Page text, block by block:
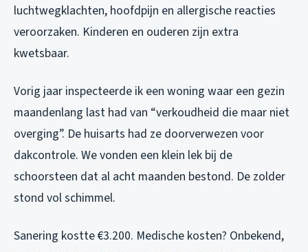
luchtwegklachten, hoofdpijn en allergische reacties
veroorzaken. Kinderen en ouderen zijn extra
kwetsbaar.
Vorig jaar inspecteerde ik een woning waar een gezin
maandenlang last had van “verkoudheid die maar niet
overging”. De huisarts had ze doorverwezen voor
dakcontrole. We vonden een klein lek bij de
schoorsteen dat al acht maanden bestond. De zolder
stond vol schimmel.
Sanering kostte €3.200. Medische kosten? Onbekend,